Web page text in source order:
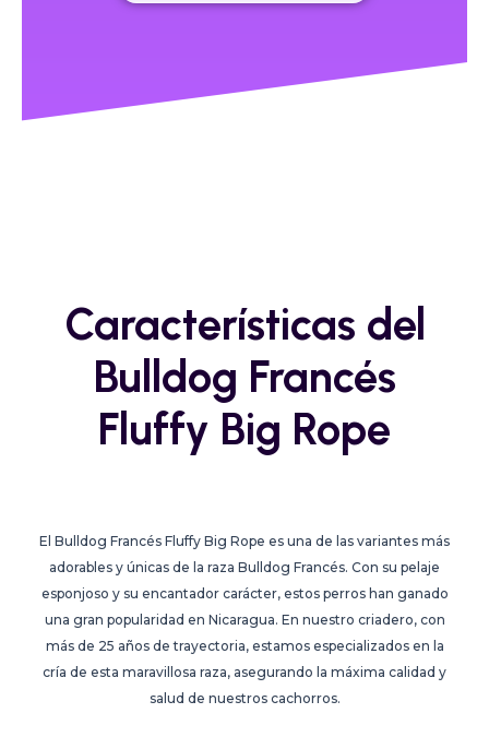
Características del
Bulldog Francés
Fluffy Big Rope
El Bulldog Francés Fluffy Big Rope es una de las variantes más
adorables y únicas de la raza Bulldog Francés. Con su pelaje
esponjoso y su encantador carácter, estos perros han ganado
una gran popularidad en Nicaragua. En nuestro criadero, con
más de 25 años de trayectoria, estamos especializados en la
cría de esta maravillosa raza, asegurando la máxima calidad y
salud de nuestros cachorros.